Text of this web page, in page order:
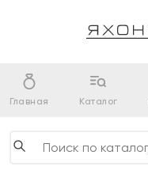
Главная Каталог